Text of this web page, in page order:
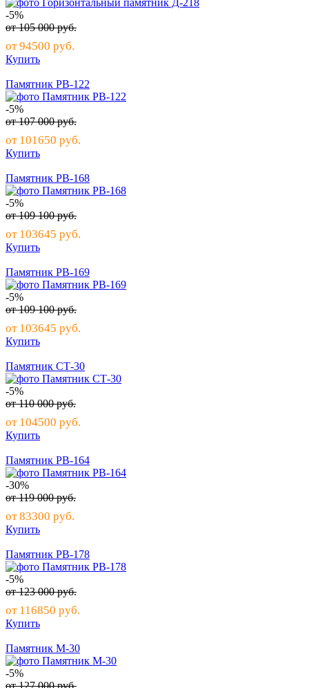
-5%
от105 000руб.
от94500 руб.
Купить
Памятник РВ-122
-5%
от107 000руб.
от 101650 руб.
Купить
Памятник РВ-168
-5%
от109 100руб.
от 103645 руб.
Купить
Памятник РВ-169
-5%
от109 100руб.
от 103645 руб.
Купить
Памятник СТ-30
-5%
от110 000руб.
от 104500 руб.
Купить
Памятник РВ-164
-30%
от119 000руб.
от83300 руб.
Купить
Памятник РВ-178
-5%
от123 000руб.
от 116850 руб.
Купить
Памятник М-30
-5%